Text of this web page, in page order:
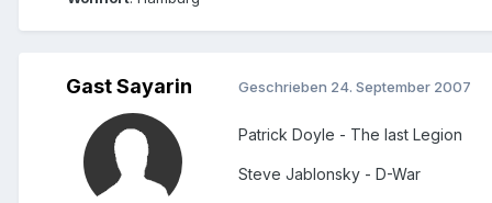
Gast Sayarin Geschrieben 24. September 2007
Patrick Doyle - The last Legion
Steve Jablonsky - D-War